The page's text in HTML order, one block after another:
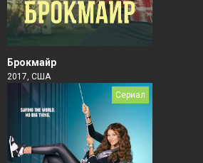
Брокмайр
2017, США
Сериал